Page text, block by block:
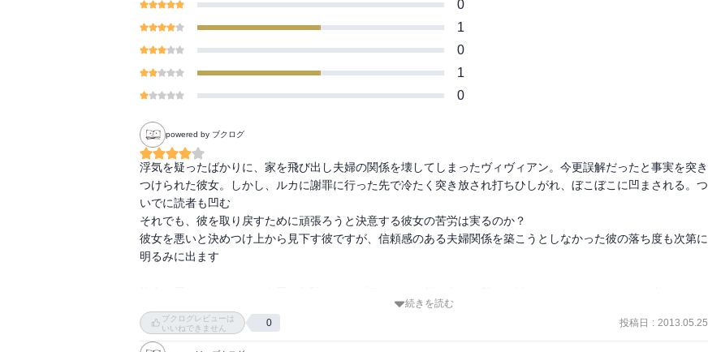
0
1
0
1
0
powered by ブクログ
浮気を疑ったばかりに、家を飛び出し夫婦の関係を壊してしまったヴィヴィアン。今更誤解だったと事実を突き
つけられた彼女。しかし、ルカに謝罪に行った先で冷たく突き放され打ちひしがれ、ぼこぼこに凹まされる。つ
いでに読者も凹む
それでも、彼を取り戻すために頑張ろうと決意する彼女の苦労は実るのか？
彼女を悪いと決めつけ上から見下す彼ですが、信頼感のある夫婦関係を築こうとしなかった彼の落ち度も次第に
明るみに出ます
ださい。
http://books117117.blog110.fc2.com/blog-entry-2793.html
続きを読む
ブクログレビューは
いいねできません
0 投稿日 : 2013.05.25